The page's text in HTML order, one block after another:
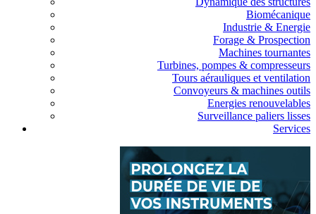
Biomécanique
Industrie & Energie
Forage & Prospection
Machines tournantes
Turbines, pompes & compresseurs
Tours aérauliques et ventilation
Convoyeurs & machines outils
Energies renouvelables
Surveillance paliers lisses
Services